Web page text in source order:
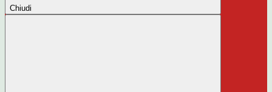
Chiudi